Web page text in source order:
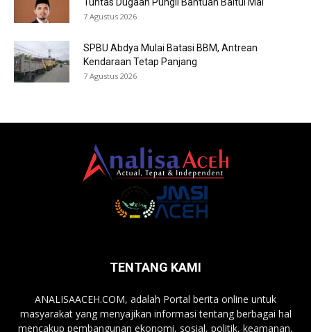
7 Agustus 2026
SPBU Abdya Mulai Batasi BBM, Antrean
Kendaraan Tetap Panjang
7 Agustus 2026
TENTANG KAMI
ANALISAACEH.COM, adalah Portal berita online untuk
masyarakat yang menyajikan informasi tentang berbagai hal
mencakup pembangunan ekonomi, sosial, politik, keamanan,